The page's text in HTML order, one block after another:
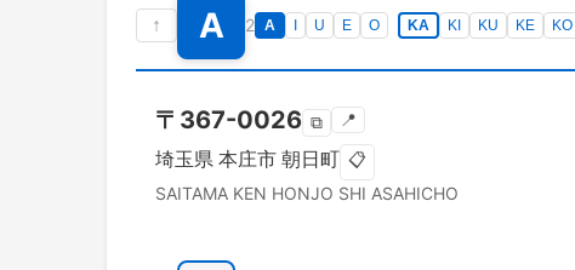
↑ A 2 A U E O KA KI KU KE KO
〒 367-0026 ⧉ 📍
埼玉県 本庄市 朝日町 📋
SAITAMA KEN HONJO SHI ASAHICHO